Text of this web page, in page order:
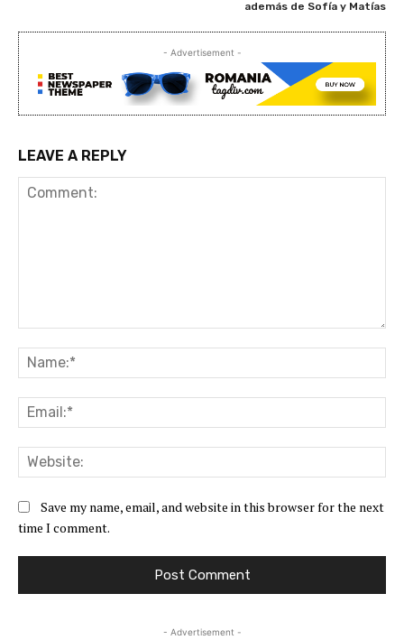
además de Sofía y Matías
- Advertisement -
LEAVE A REPLY
Save my name, email, and website in this browser for the next
time I comment.
- Advertisement -